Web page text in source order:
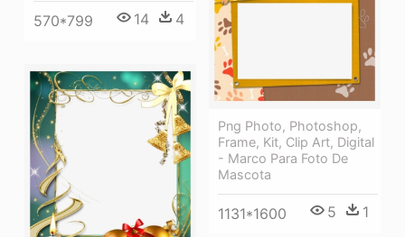
570*799 14 4
Png Photo, Photoshop,
Frame, Kit, Clip Art, Digital
- Marco Para Foto De
Mascota
1131*1600 5 1